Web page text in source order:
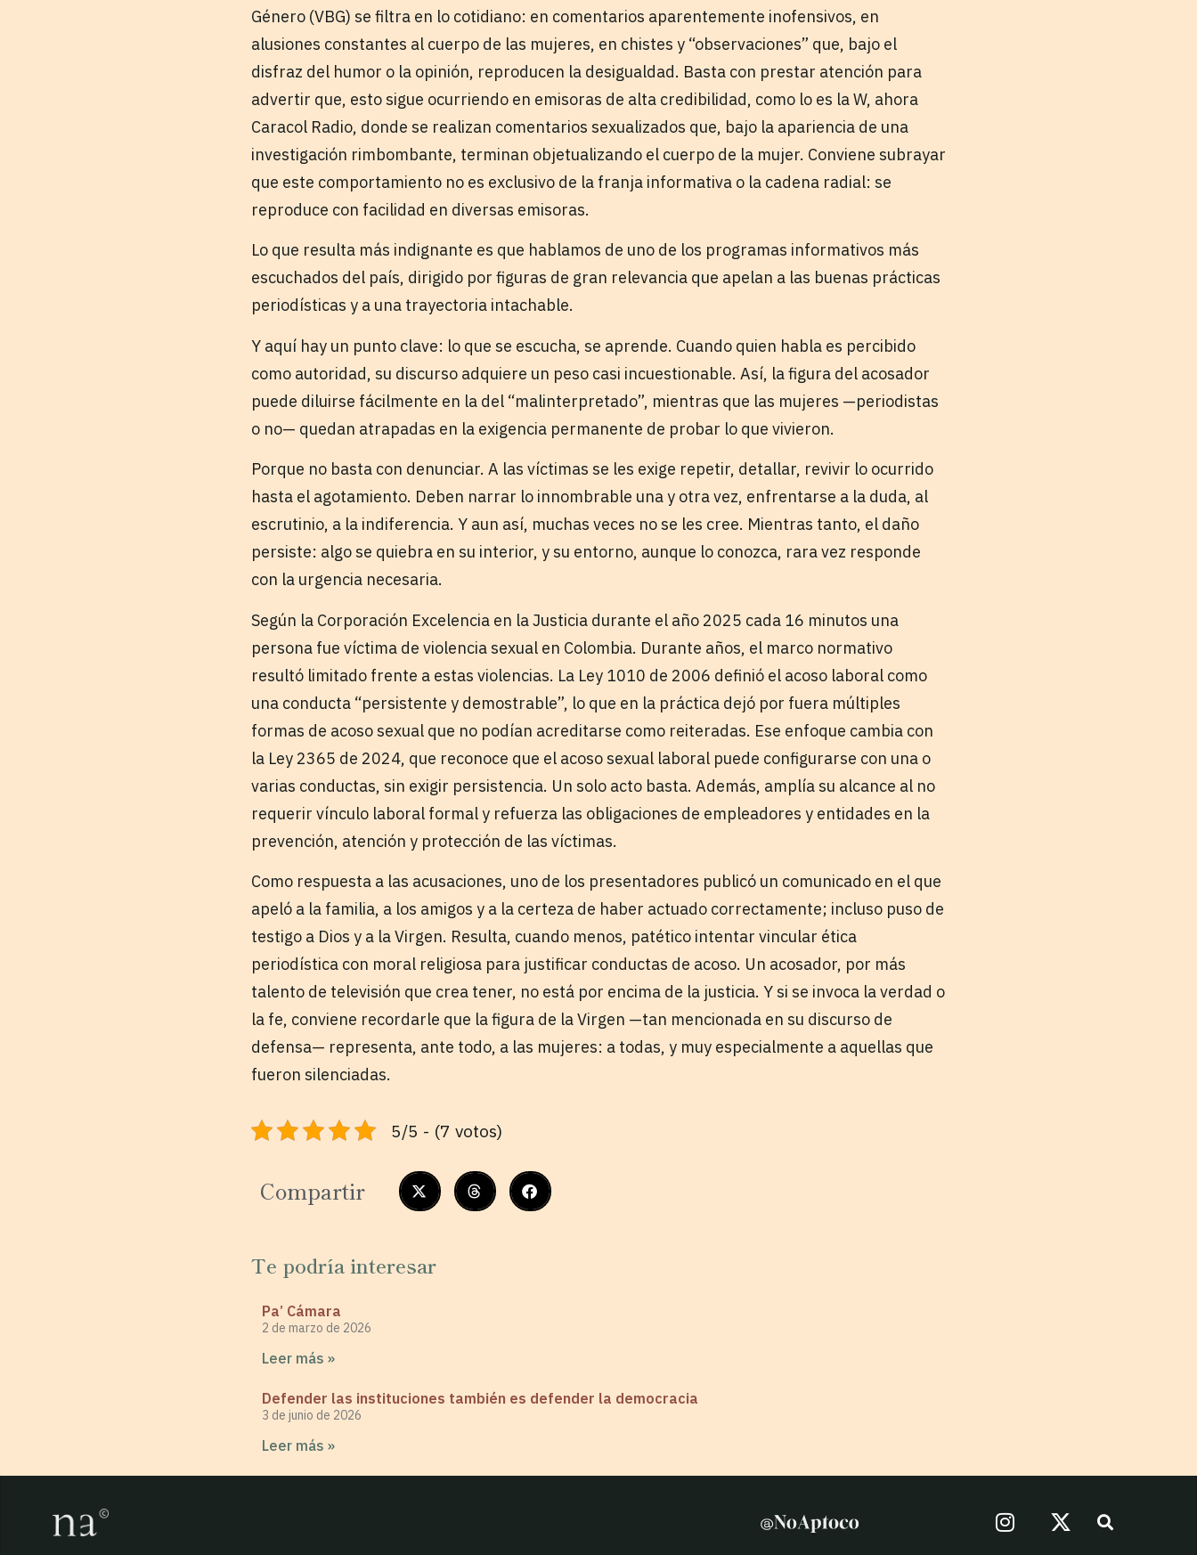
Género (VBG) se filtra en lo cotidiano: en comentarios aparentemente inofensivos, en
alusiones constantes al cuerpo de las mujeres, en chistes y “observaciones” que, bajo el
disfraz del humor o la opinión, reproducen la desigualdad. Basta con prestar atención para
advertir que, esto sigue ocurriendo en emisoras de alta credibilidad, como lo es la W, ahora
Caracol Radio, donde se realizan comentarios sexualizados que, bajo la apariencia de una
investigación rimbombante, terminan objetualizando el cuerpo de la mujer. Conviene subrayar
que este comportamiento no es exclusivo de la franja informativa o la cadena radial: se
reproduce con facilidad en diversas emisoras.
Lo que resulta más indignante es que hablamos de uno de los programas informativos más
escuchados del país, dirigido por figuras de gran relevancia que apelan a las buenas prácticas
periodísticas y a una trayectoria intachable.
Y aquí hay un punto clave: lo que se escucha, se aprende. Cuando quien habla es percibido
como autoridad, su discurso adquiere un peso casi incuestionable. Así, la figura del acosador
puede diluirse fácilmente en la del “malinterpretado”, mientras que las mujeres —periodistas
o no— quedan atrapadas en la exigencia permanente de probar lo que vivieron.
Porque no basta con denunciar. A las víctimas se les exige repetir, detallar, revivir lo ocurrido
hasta el agotamiento. Deben narrar lo innombrable una y otra vez, enfrentarse a la duda, al
escrutinio, a la indiferencia. Y aun así, muchas veces no se les cree. Mientras tanto, el daño
persiste: algo se quiebra en su interior, y su entorno, aunque lo conozca, rara vez responde
con la urgencia necesaria.
Según la Corporación Excelencia en la Justicia durante el año 2025 cada 16 minutos una
persona fue víctima de violencia sexual en Colombia. Durante años, el marco normativo
resultó limitado frente a estas violencias. La Ley 1010 de 2006 definió el acoso laboral como
una conducta “persistente y demostrable”, lo que en la práctica dejó por fuera múltiples
formas de acoso sexual que no podían acreditarse como reiteradas. Ese enfoque cambia con
la Ley 2365 de 2024, que reconoce que el acoso sexual laboral puede configurarse con una o
varias conductas, sin exigir persistencia. Un solo acto basta. Además, amplía su alcance al no
requerir vínculo laboral formal y refuerza las obligaciones de empleadores y entidades en la
prevención, atención y protección de las víctimas.
Como respuesta a las acusaciones, uno de los presentadores publicó un comunicado en el que
apeló a la familia, a los amigos y a la certeza de haber actuado correctamente; incluso puso de
testigo a Dios y a la Virgen. Resulta, cuando menos, patético intentar vincular ética
periodística con moral religiosa para justificar conductas de acoso. Un acosador, por más
talento de televisión que crea tener, no está por encima de la justicia. Y si se invoca la verdad o
la fe, conviene recordarle que la figura de la Virgen —tan mencionada en su discurso de
defensa— representa, ante todo, a las mujeres: a todas, y muy especialmente a aquellas que
fueron silenciadas.
5/5 - (7 votos)
Compartir
Te podría interesar
Pa’ Cámara
2 de marzo de 2026
Leer más »
Defender las instituciones también es defender la democracia
3 de junio de 2026
Leer más »